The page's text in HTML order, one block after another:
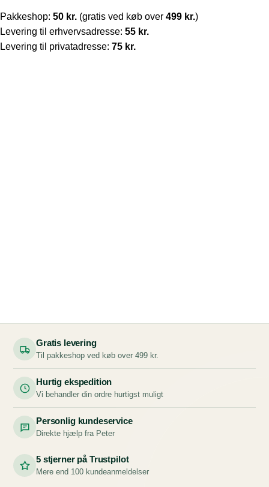
Pakkeshop: 50 kr. (gratis ved køb over 499 kr.)
Levering til erhvervsadresse: 55 kr.
Levering til privatadresse: 75 kr.
Gratis levering
Til pakkeshop ved køb over 499 kr.
Hurtig ekspedition
Vi behandler din ordre hurtigst muligt
Personlig kundeservice
Direkte hjælp fra Peter
5 stjerner på Trustpilot
Mere end 100 kundeanmeldelser